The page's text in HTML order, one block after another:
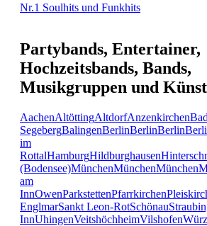
Nr.1 Soulhits und Funkhits
Partybands, Entertainer,
Hochzeitsbands, Bands,
Musikgruppen und
AachenAltöttingAltdorfAnzenkirchen
SegebergBalingenBerlinBerlinBerlin
im
RottalHamburgHildburghausen
(Bodensee)MünchenMünchenMünchen
am
InnOwenParkstettenPfarrkirchen
EnglmarSankt Leon-RotSchönau
InnUhingenVeitshöchheimVilshofen